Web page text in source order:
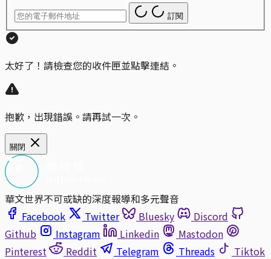
訂閱
太好了！請檢查您的收件匣並點擊連結。
抱歉，出現錯誤。請再試一次。
關閉
華文世界不可或缺的深度報導和多元聲音
Facebook
Twitter Bluesky
Discord
Github
Instagram Linkedin
Mastodon
Pinterest
Reddit Telegram Threads
Tiktok